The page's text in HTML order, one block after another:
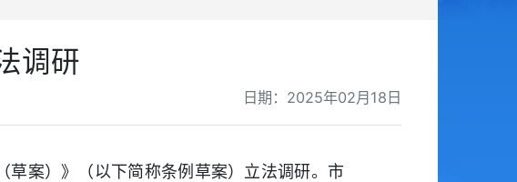
调研
日期：2025年02月18日
案）》（以下简称条例草案）立法调研。市